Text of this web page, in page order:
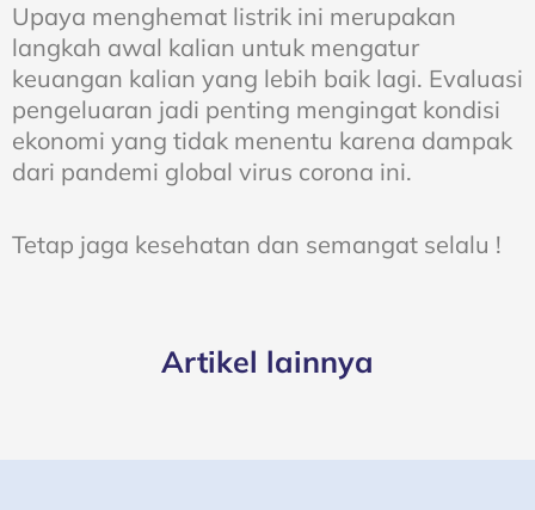
Upaya menghemat listrik ini merupakan
langkah awal kalian untuk mengatur
keuangan kalian yang lebih baik lagi. Evaluasi
pengeluaran jadi penting mengingat kondisi
ekonomi yang tidak menentu karena dampak
dari pandemi global virus corona ini.
Tetap jaga kesehatan dan semangat selalu !
Artikel lainnya